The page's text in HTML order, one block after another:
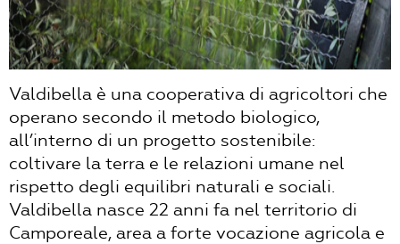
Valdibella è una cooperativa di agricoltori che
operano secondo il metodo biologico,
all’interno di un progetto sostenibile:
coltivare la terra e le relazioni umane nel
rispetto degli equilibri naturali e sociali.
Valdibella nasce 22 anni fa nel territorio di
Camporeale, area a forte vocazione agricola e